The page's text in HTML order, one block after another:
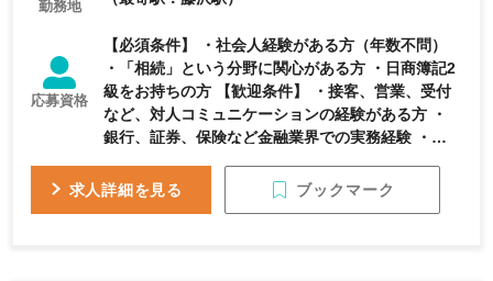
すさ： 土日祝休みでプライベートも充実。 一生モ
ノの知識を武器に、自分自身を「資産」に変えるキ
ャリアをここから始めましょう。
勤務地
応募資格
【必須条件】 ・社会人経験がある方（年数不問）
・「相続」という分野に関心がある方 ・日商簿記2
級をお持ちの方 【歓迎条件】 ・接客、営業、受付
など、対人コミュニケーションの経験がある方 ・
銀行、証券、保険など金融業界での実務経験 ・税
応援します）
求人詳細を見る ブックマーク